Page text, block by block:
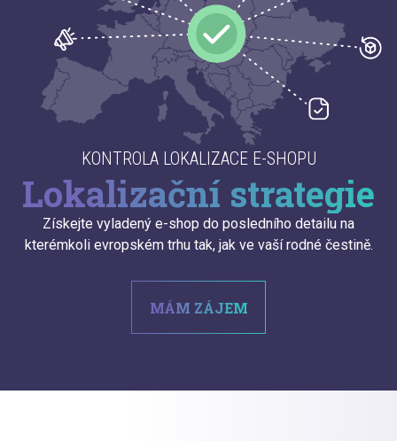
KONTROLA LOKALIZACE E-SHOPU
Lokalizační strategie
Získejte vyladený e-shop do posledního detailu na
kterémkoli evropském trhu tak, jak ve vaší rodné čestině.
MÁM ZÁJEM